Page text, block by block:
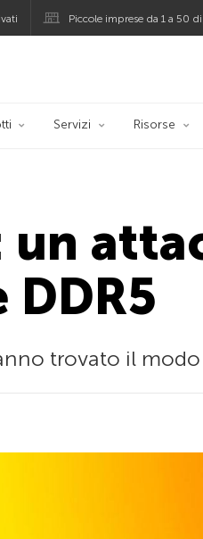
Piccole imprese da 1 a 50
Kaspersky
Servizi Risorse
un
trovato il